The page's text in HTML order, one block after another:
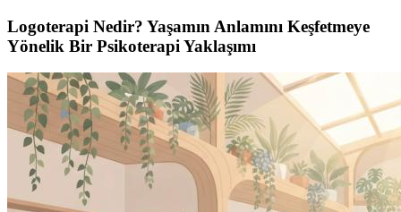
Logoterapi Nedir? Yaşamın Anlamını Keşfetmeye
Yönelik Bir Psikoterapi Yaklaşımı